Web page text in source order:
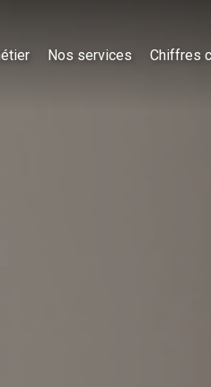
Nos services Chiffres